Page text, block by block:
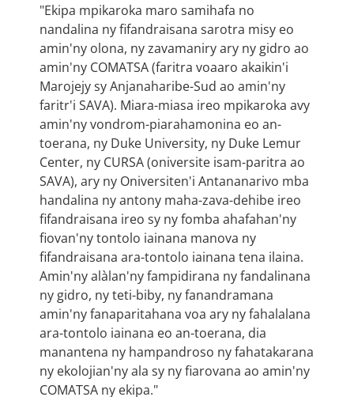
"Ekipa mpikaroka maro samihafa no
nandalina ny fifandraisana sarotra misy eo
amin'ny olona, ​​ny zavamaniry ary ny gidro ao
amin'ny COMATSA (faritra voaaro akaikin'i
Marojejy sy Anjanaharibe-Sud ao amin'ny
faritr'i SAVA). Miara-miasa ireo mpikaroka avy
amin'ny vondrom-piarahamonina eo an-
toerana, ny Duke University, ny Duke Lemur
Center, ny CURSA (oniversite isam-paritra ao
SAVA), ary ny Oniversiten'i Antananarivo mba
handalina ny antony maha-zava-dehibe ireo
fifandraisana ireo sy ny fomba ahafahan'ny
fiovan'ny tontolo iainana manova ny
fifandraisana ara-tontolo iainana tena ilaina.
Amin'ny alàlan'ny fampidirana ny fandalinana
ny gidro, ny teti-biby, ny fanandramana
amin'ny fanaparitahana voa ary ny fahalalana
ara-tontolo iainana eo an-toerana, dia
manantena ny hampandroso ny fahatakarana
ny ekolojian'ny ala sy ny fiarovana ao amin'ny
COMATSA ny ekipa."